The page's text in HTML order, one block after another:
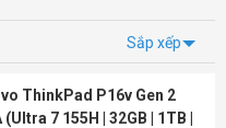
Sắp xếp
ThinkPad P16v Gen 2
7 155H | 32GB | 1TB |